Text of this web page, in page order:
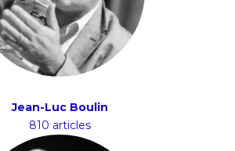
Jean-Luc Boulin
810 articles